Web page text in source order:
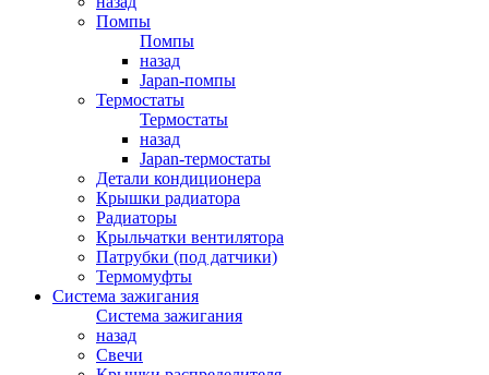
Помпы
Помпы
назад
Japan-помпы
Термостаты
Термостаты
назад
Japan-термостаты
Детали кондиционера
Крышки радиатора
Радиаторы
Крыльчатки вентилятора
Патрубки (под датчики)
Термомуфты
Система зажигания
Система зажигания
назад
Свечи